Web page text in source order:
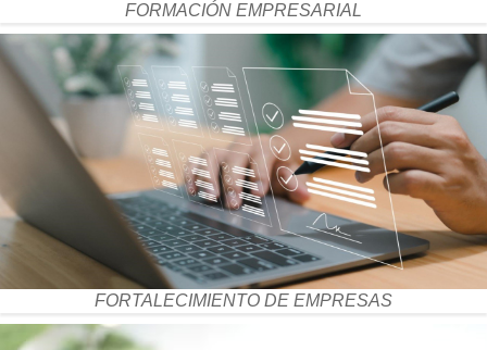
FORMACIÓN EMPRESARIAL
FORTALECIMIENTO DE EMPRESAS